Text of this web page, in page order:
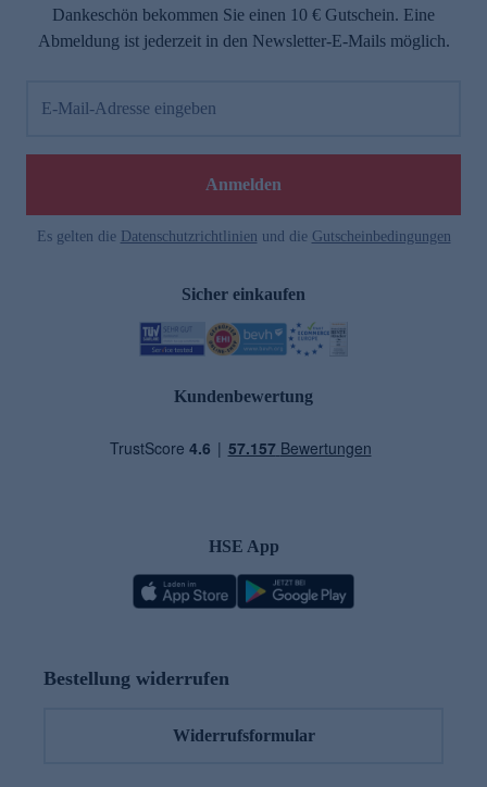
Dankeschön bekommen Sie einen 10 € Gutschein. Eine
Abmeldung ist jederzeit in den Newsletter-E-Mails möglich.
E-Mail-Adresse eingeben
Anmelden
Es gelten die Datenschutzrichtlinien und die Gutscheinbedingungen
Sicher einkaufen
Kundenbewertung
HSE App
Bestellung widerrufen
Widerrufsformular